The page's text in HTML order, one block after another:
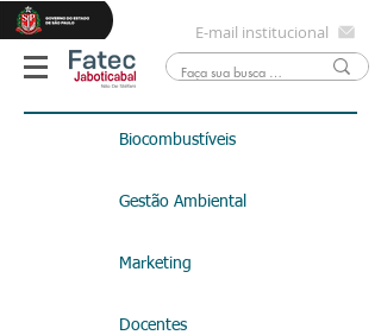
E-mail institucional
Biocombustíveis
Gestão Ambiental
Marketing
Docentes